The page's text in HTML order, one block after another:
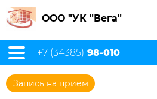
ООО "УК "Вега"
+7 (34385) 98-010
Запись на прием